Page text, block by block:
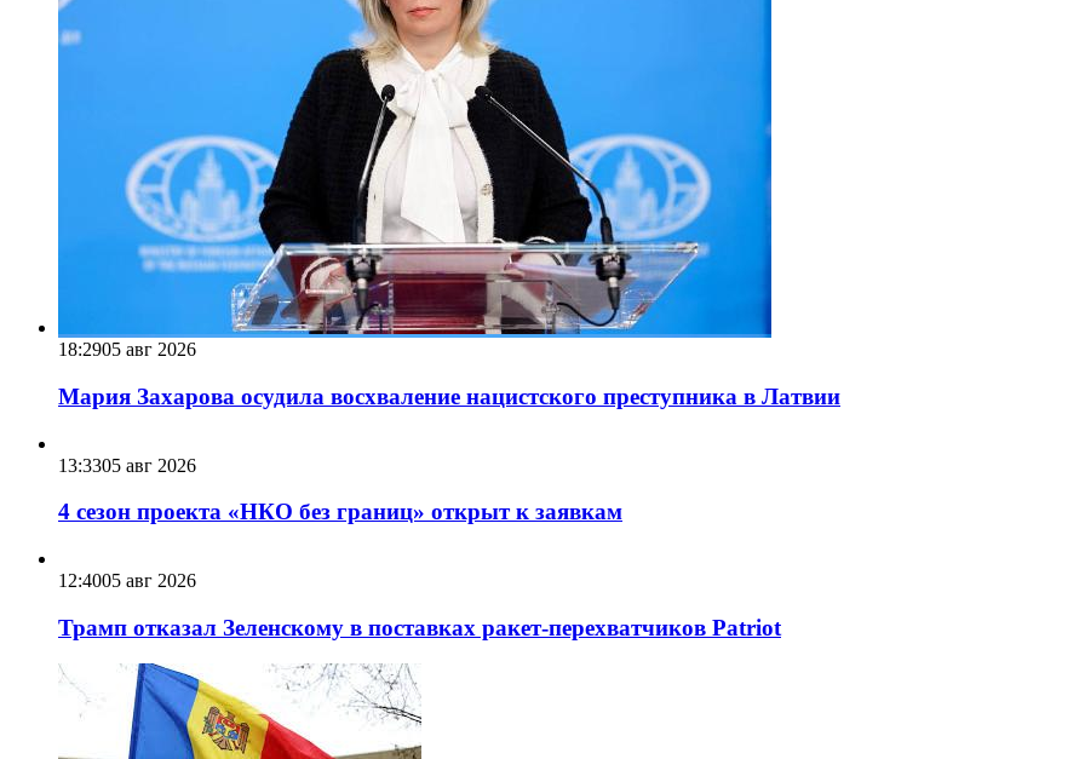
18:2905 авг 2026
Мария Захарова осудила восхваление нацистского преступника в Латвии
13:3305 авг 2026
4 сезон проекта «НКО без границ» открыт к заявкам
12:4005 авг 2026
Трамп отказал Зеленскому в поставках ракет-перехватчиков Patriot